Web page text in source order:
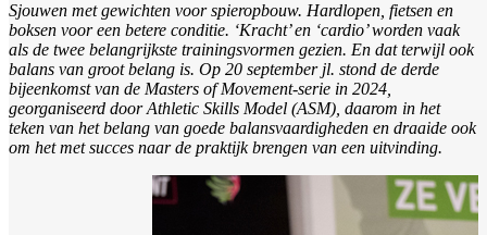
Sjouwen met gewichten voor spieropbouw. Hardlopen, fietsen en
boksen voor een betere conditie. ‘Kracht’ en ‘cardio’ worden vaak
als de twee belangrijkste trainingsvormen gezien. En dat terwijl ook
balans van groot belang is. Op 20 september jl. stond de derde
bijeenkomst van de Masters of Movement-serie in 2024,
georganiseerd door Athletic Skills Model (ASM), daarom in het
teken van het belang van goede balansvaardigheden en draaide ook
om het met succes naar de praktijk brengen van een uitvinding.